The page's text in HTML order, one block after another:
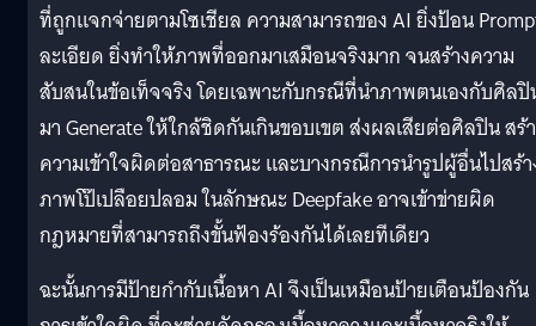
ที่ถูกแจกจ่ายตามโซเชียล ความสามารถของ AI ยิ่งป้อน
ละเอียด ยิ่งทำให้ภาพที่ออกมาเสมือนจริงมาก จนสร้างความ
สับสนในข้อเท็จจริง โดยเฉพาะกับกรณีที่นำภาพตนเองกับศิล
มา Generate ให้ใกล้ชิดกันเกินขอบเขต ส่งผลเสียต่อศิลปิน สร้
ความเข้าใจผิดต่อสาธารณะ และบางกรณีการนำรูปผู้อื่นไปสร้
ภาพโป๊เปลือยปลอม ในลักษณะ Deepfake อาจเข้าข่ายผิด
กฎหมายที่สามารถถึงขั้นฟ้องร้องกันได้เลยทีเดียว
ฉะนั้นการมีป้ายกำกับเนื้อหา AI จึงเป็นเหมือนป้ายเตือนป้องกัน